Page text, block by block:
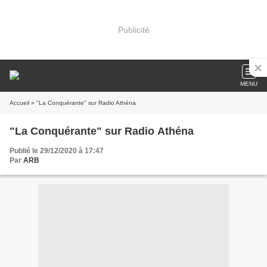
Publicité
MENU
Accueil » "La Conquérante" sur Radio Athéna
"La Conquérante" sur Radio Athéna
Publié le 29/12/2020 à 17:47
Par ARB